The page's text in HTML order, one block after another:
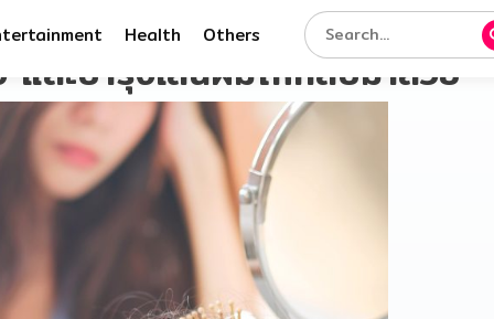
Health Others
และบำรุงเส้นผมให้กลับมาสวย